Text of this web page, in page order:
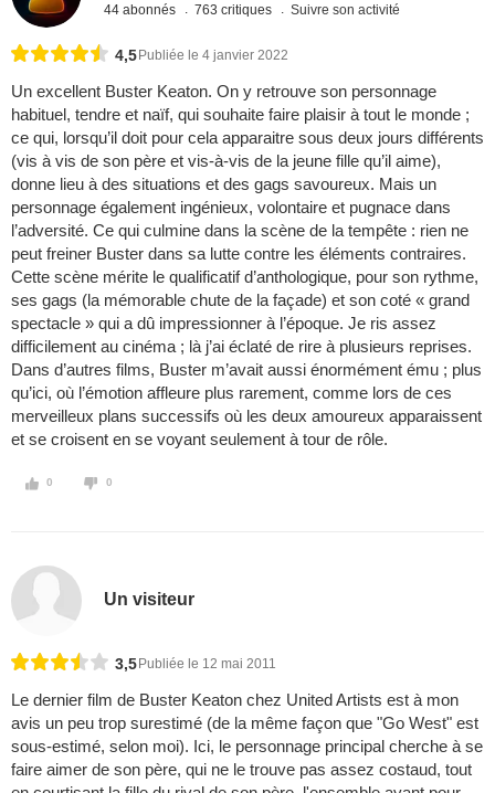
44 abonnés 763 critiques Suivre son activité
4,5 Publiée le 4 janvier 2022
Un excellent Buster Keaton. On y retrouve son personnage
habituel, tendre et naïf, qui souhaite faire plaisir à tout le monde ;
ce qui, lorsqu’il doit pour cela apparaitre sous deux jours différents
(vis à vis de son père et vis-à-vis de la jeune fille qu’il aime),
donne lieu à des situations et des gags savoureux. Mais un
personnage également ingénieux, volontaire et pugnace dans
l’adversité. Ce qui culmine dans la scène de la tempête : rien ne
peut freiner Buster dans sa lutte contre les éléments contraires.
Cette scène mérite le qualificatif d’anthologique, pour son rythme,
ses gags (la mémorable chute de la façade) et son coté « grand
spectacle » qui a dû impressionner à l’époque. Je ris assez
difficilement au cinéma ; là j’ai éclaté de rire à plusieurs reprises.
Dans d’autres films, Buster m’avait aussi énormément ému ; plus
qu’ici, où l’émotion affleure plus rarement, comme lors de ces
merveilleux plans successifs où les deux amoureux apparaissent
et se croisent en se voyant seulement à tour de rôle.
0 0
Un visiteur
3,5 Publiée le 12 mai 2011
Le dernier film de Buster Keaton chez United Artists est à mon
avis un peu trop surestimé (de la même façon que "Go West" est
sous-estimé, selon moi). Ici, le personnage principal cherche à se
faire aimer de son père, qui ne le trouve pas assez costaud, tout